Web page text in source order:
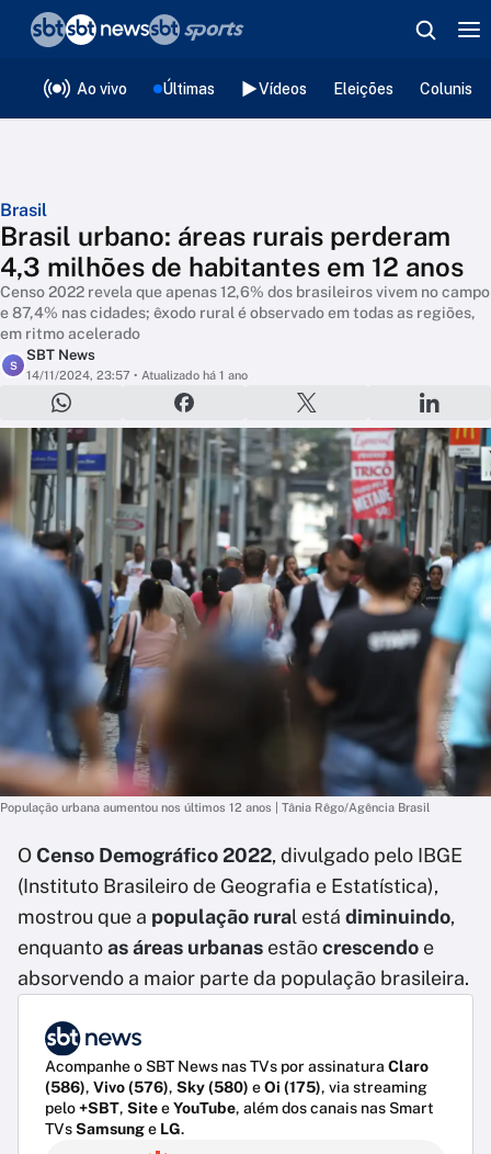
Ao vivo Últimas Vídeos Eleições
Brasil
Brasil urbano: áreas rurais perderam
4,3 milhões de habitantes em 12 anos
Censo 2022 revela que apenas 12,6% dos brasileiros vivem no campo
e 87,4% nas cidades; êxodo rural é observado em todas as regiões,
em ritmo acelerado
S
SBT News
14/11/2024, 23:57 • Atualizado há 1 ano
População urbana aumentou nos últimos 12 anos | Tânia Rêgo/Agência Brasil
OCenso Demográfico 2022, divulgado pelo IBGE
(Instituto Brasileiro de Geografia e Estatística),
mostrou que a população rural está diminuindo,
enquantoas áreas urbanas estãocrescendo e
absorvendo a maior parte da população brasileira.
Acompanhe o SBT News nas TVs por assinatura Claro
(586), Vivo (576), Sky (580) eOi (175), via streaming
pelo+SBT, SiteeYouTube, além dos canais nas Smart
TVsSamsunge LG.
❮voltar
Editorias